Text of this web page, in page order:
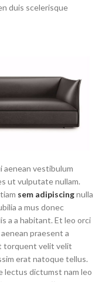
duis scelerisque
aenean vestibulum
ut vulputate nullam.
sem adipiscingnulla
a mus donec
a a habitant. Et leo orci
praesent a
torquent velit velit
erat natoque tellus.
lectus dictumst nam leo